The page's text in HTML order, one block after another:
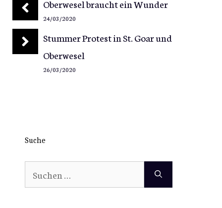
Oberwesel braucht ein Wunder
24/03/2020
Stummer Protest in St. Goar und
Oberwesel
26/03/2020
Suche
Suchen
nach: